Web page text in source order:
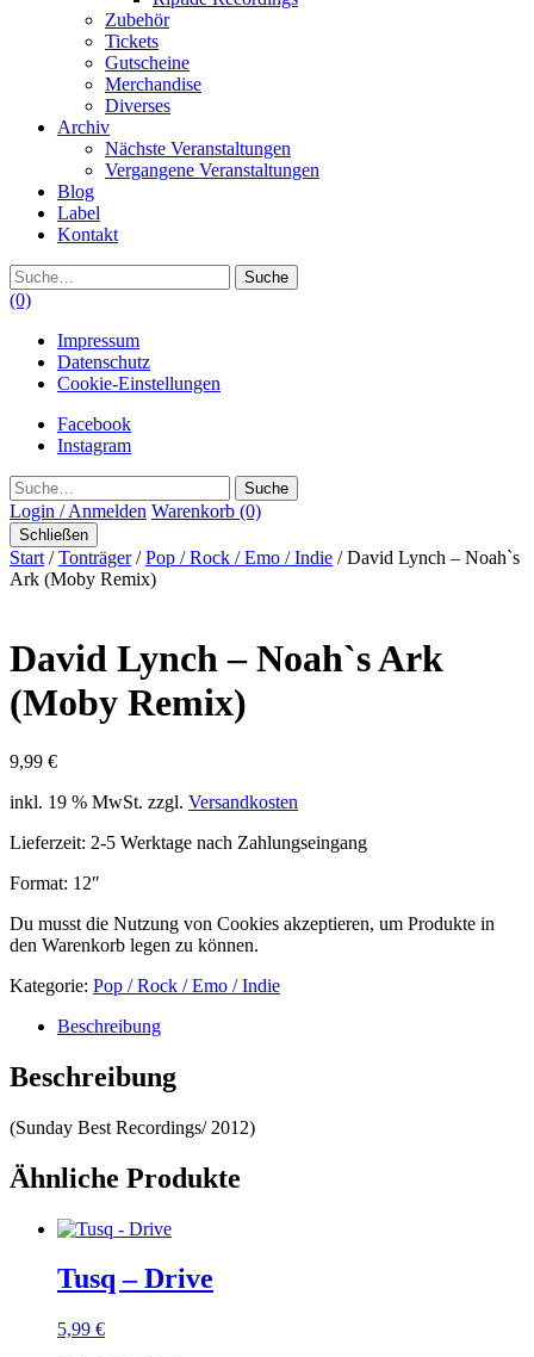
Zubehör
Tickets
Gutscheine
Merchandise
Diverses
Archiv
Nächste Veranstaltungen
Vergangene Veranstaltungen
Blog
Label
Kontakt
Suche
(0)
Impressum
Datenschutz
Cookie-Einstellungen
Facebook
Instagram
Suche
Login / Anmelden Warenkorb (0)
Schließen
Start /Tonträger/Pop / Rock / Emo / Indie / David Lynch – Noah`s
Ark (Moby Remix)
David Lynch – Noah`s Ark
(Moby Remix)
9,99 €
inkl. 19 % MwSt. zzgl. Versandkosten
Lieferzeit: 2-5 Werktage nach Zahlungseingang
Format: 12″
Du musst die Nutzung von Cookies akzeptieren, um Produkte in
den Warenkorb legen zu können.
Kategorie: Pop / Rock / Emo / Indie
Beschreibung
Beschreibung
(Sunday Best Recordings/ 2012)
Ähnliche Produkte
Tusq – Drive
5,99 €